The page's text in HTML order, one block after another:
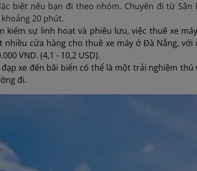
biệt nếu bạn đi theo nhóm. Chuyến đi từ Sân
20 phút.
sự linh hoạt và phiêu lưu, việc thuê xe
cửa hàng cho thuê xe máy ở Đà Nẵng,
VND. (4,1 - 10,2 USD).
xe đến bãi biển có thể là một trải nghiệm thú
đi.